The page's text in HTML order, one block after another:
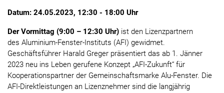
Datum: 24.05.2023, 12:30 - 18:00 Uhr
Der Vormittag (9:00 – 12:30 Uhr) ist den Lizenzpartnern
des Aluminium-Fenster-Instituts (AFI) gewidmet.
Geschäftsführer Harald Greger präsentiert das ab 1. Jänner
2023 neu ins Leben gerufene Konzept „AFI-Zukunft“ für
Kooperationspartner der Gemeinschaftsmarke Alu-Fenster. Die
AFI-Direktleistungen an Lizenznehmer sind die langjährig